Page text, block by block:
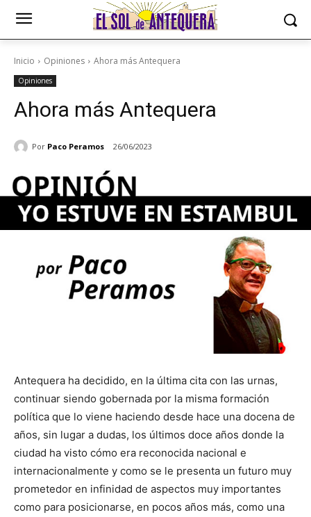
Inicio Opiniones Ahora más Antequera
Opiniones
Ahora más Antequera
Por Paco Peramos 26/06/2023
Antequera ha decidido, en la última cita con las urnas,
continuar siendo gobernada por la misma formación
política que lo viene haciendo desde hace una docena de
años, sin lugar a dudas, los últimos doce años donde la
ciudad ha visto cómo era reconocida nacional e
internacionalmente y como se le presenta un futuro muy
prometedor en infinidad de aspectos muy importantes
como para posicionarse, en pocos años más, como una